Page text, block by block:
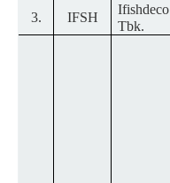
3. IFSH
Ifishdeco
Tbk.